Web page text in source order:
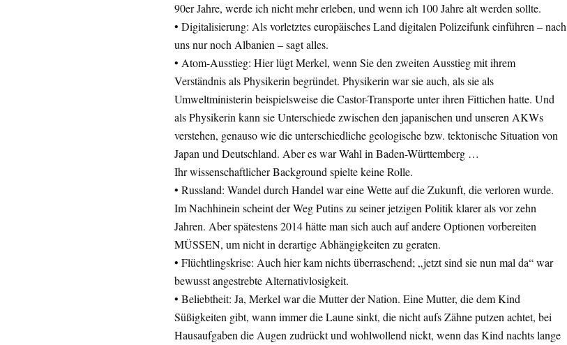
90er Jahre, werde ich nicht mehr erleben, und wenn ich 100 Jahre alt werden sollte.
• Digitalisierung: Als vorletztes europäisches Land digitalen Polizeifunk einführen – nach
uns nur noch Albanien – sagt alles.
• Atom-Ausstieg: Hier lügt Merkel, wenn Sie den zweiten Ausstieg mit ihrem
Verständnis als Physikerin begründet. Physikerin war sie auch, als sie als
Umweltministerin beispielsweise die Castor-Transporte unter ihren Fittichen hatte. Und
als Physikerin kann sie Unterschiede zwischen den japanischen und unseren AKWs
verstehen, genauso wie die unterschiedliche geologische bzw. tektonische Situation von
Japan und Deutschland. Aber es war Wahl in Baden-Württemberg …
Ihr wissenschaftlicher Background spielte keine Rolle.
• Russland: Wandel durch Handel war eine Wette auf die Zukunft, die verloren wurde.
Im Nachhinein scheint der Weg Putins zu seiner jetzigen Politik klarer als vor zehn
Jahren. Aber spätestens 2014 hätte man sich auch auf andere Optionen vorbereiten
MÜSSEN, um nicht in derartige Abhängigkeiten zu geraten.
• Flüchtlingskrise: Auch hier kam nichts überraschend; „jetzt sind sie nun mal da“ war
bewusst angestrebte Alternativlosigkeit.
• Beliebtheit: Ja, Merkel war die Mutter der Nation. Eine Mutter, die dem Kind
Süßigkeiten gibt, wann immer die Laune sinkt, die nicht aufs Zähne putzen achtet, bei
Hausaufgaben die Augen zudrückt und wohlwollend nickt, wenn das Kind nachts lange